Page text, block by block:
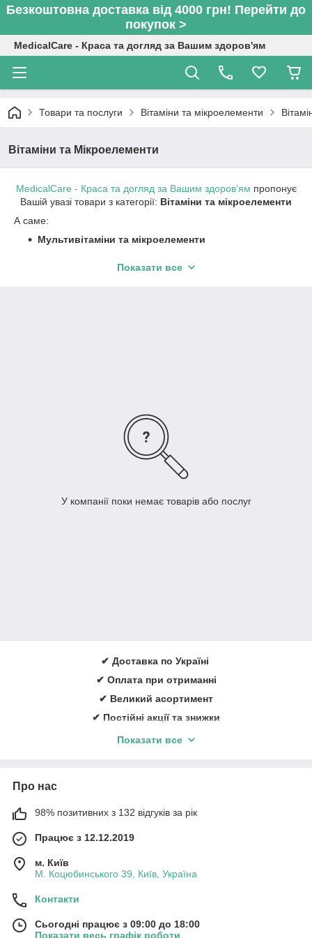
Безкоштовна доставка від 4000 грн! Перейти до
покупок >
MedicalCare - Краса та догляд за Вашим здоров'ям
Товари та послуги Вітаміни та мікроелементи
Вітаміни та Мікроелементи
MedicalCare - Краса та догляд за Вашим здоров'ям пропонує
Вашій увазі товари з категорії: Вітаміни та мікроелементи
А саме:
Мультивітаміни та мікроелементи
Показати все
У компанії поки немає товарів або послуг
✔ Доставка по Україні
✔ Оплата при отриманні
✔ Великий асортимент
✔ Постійні акції та знижки
✔ Консультації із лікування ран
Показати все
Про нас
98% позитивних з 132 відгуків за рік
Працює з 12.12.2019
м. Київ
М. Коцюбинського 39, Київ, Україна
Контакти
Сьогодні працює з 09:00 до 18:00
Показати весь графік роботи